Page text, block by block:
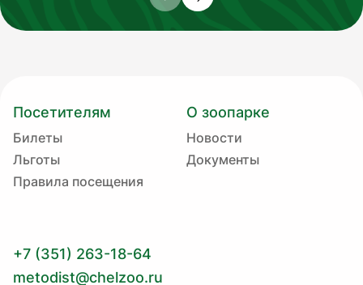
Посетителям
Билеты
Льготы
Правила посещения
О зоопарке
Новости
Документы
+7 (351) 263-18-64
metodist@chelzoo.ru